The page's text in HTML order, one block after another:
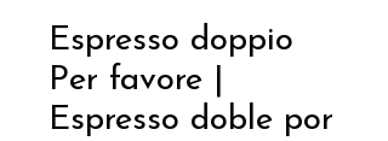
Espresso doppio
Per favore |
Espresso doble por